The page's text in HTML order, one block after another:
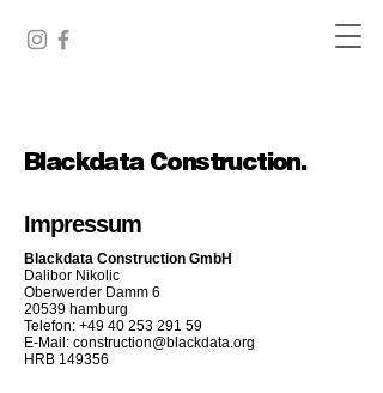
Blackdata Construction.
Impressum
Blackdata Construction GmbH
Dalibor Nikolic
Oberwerder Damm 6
20539 hamburg
Telefon: +49 40 253 291 59
E-Mail: construction@blackdata.org
HRB 149356